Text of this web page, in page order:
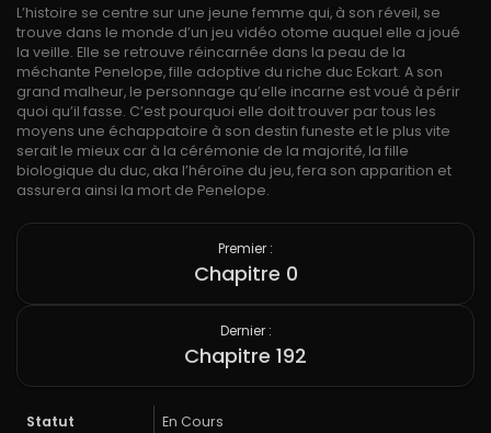
L’histoire se centre sur une jeune femme qui, à son réveil, se
trouve dans le monde d’un jeu vidéo otome auquel elle a joué
la veille. Elle se retrouve réincarnée dans la peau de la
méchante Penelope, fille adoptive du riche duc Eckart. A son
grand malheur, le personnage qu’elle incarne est voué à périr
quoi qu’il fasse. C’est pourquoi elle doit trouver par tous les
moyens une échappatoire à son destin funeste et le plus vite
serait le mieux car à la cérémonie de la majorité, la fille
biologique du duc, aka l’héroïne du jeu, fera son apparition et
assurera ainsi la mort de Penelope.
Premier :
Chapitre 0
Dernier :
Chapitre 192
Statut En Cours